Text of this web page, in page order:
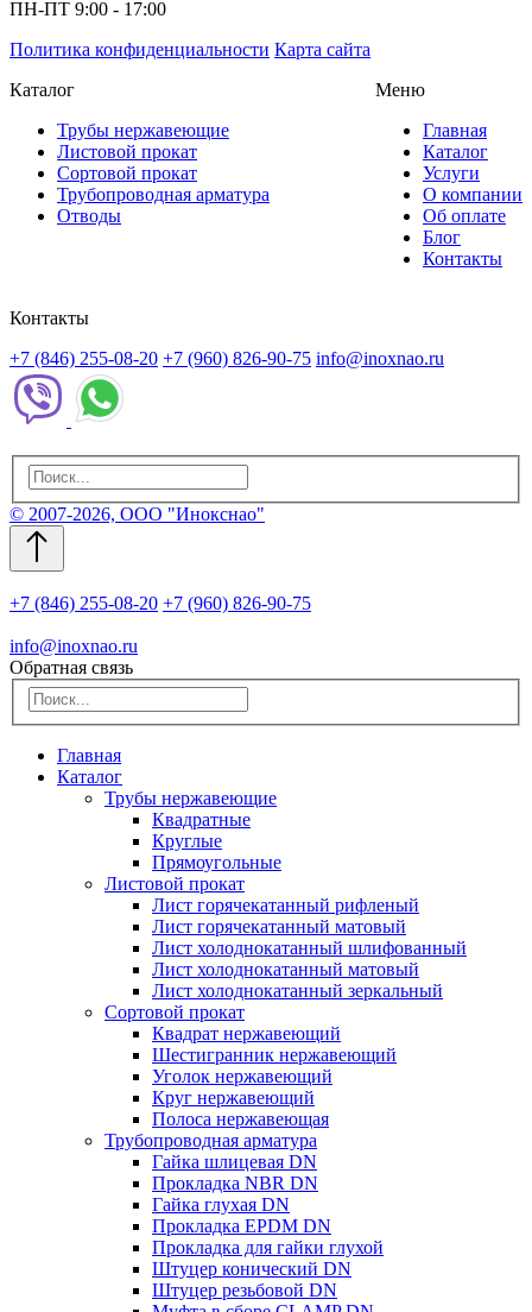
ПН-ПТ 9:00 - 17:00
Политика конфиденциальности Карта сайта
Каталог
Трубы нержавеющие
Листовой прокат
Сортовой прокат
Трубопроводная арматура
Отводы
Меню
Главная
Каталог
Услуги
О компании
Об оплате
Блог
Контакты
Контакты
+7 (846) 255-08-20 +7 (960) 826-90-75 info@inoxnao.ru
© 2007-2026, ООО "Инокснао"
+7 (846) 255-08-20 +7 (960) 826-90-75
info@inoxnao.ru
Обратная связь
Главная
Каталог
Трубы нержавеющие
Квадратные
Круглые
Прямоугольные
Листовой прокат
Лист горячекатанный рифленый
Лист горячекатанный матовый
Лист холоднокатанный шлифованный
Лист холоднокатанный матовый
Лист холоднокатанный зеркальный
Сортовой прокат
Квадрат нержавеющий
Шестигранник нержавеющий
Уголок нержавеющий
Круг нержавеющий
Полоса нержавеющая
Трубопроводная арматура
Гайка шлицевая DN
Прокладка NBR DN
Гайка глухая DN
Прокладка EPDM DN
Прокладка для гайки глухой
Штуцер конический DN
Штуцер резьбовой DN